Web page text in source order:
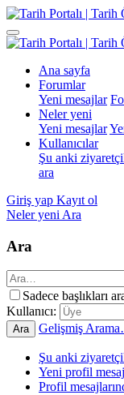
Ana sayfa
Forumlar
Yeni mesajlar
Neler yeni
Yeni mesajlar
Kullanıcılar
Şu anki
ara
Giriş yap Kayıt ol
Neler yeni Ara
Ara
Sadece başlıkları
Kullanıcı:
Ara Gelişmiş
Şu anki
Yeni profil
Profil